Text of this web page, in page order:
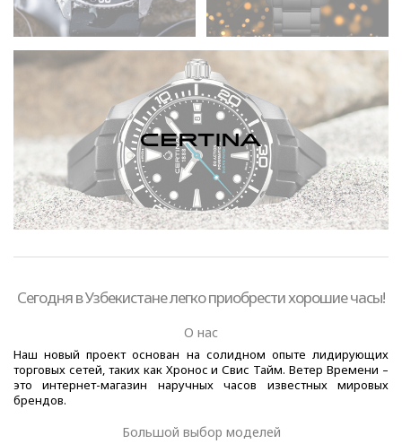
Сегодня в Узбекистане легко приобрести хорошие часы!
О нас
Наш новый проект основан на солидном опыте лидирующих
торговых сетей, таких как Хронос и Свис Тайм. Ветер Времени –
это интернет-магазин наручных часов известных мировых
брендов.
Большой выбор моделей